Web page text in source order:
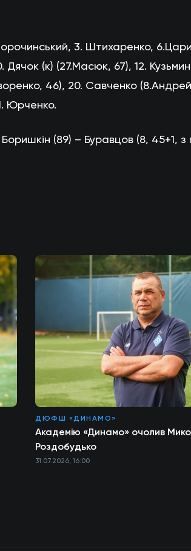
3. Штихаренко,
Дячок (к) (27.Масюк, 67), 12.
46), 20. Савченко
Юрченко.
(89) – Буравцов (8, 45+1, з
ДЮФШ «ДИНАМО»
Академію «Динамо» очолив
Роздобудько
31.07.2026, 16:00